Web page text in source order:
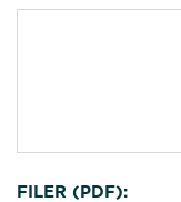
FILER (PDF):